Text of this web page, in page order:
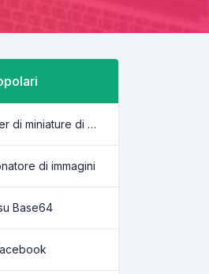
Downloader di miniature di YouTube
di immagini
Base64